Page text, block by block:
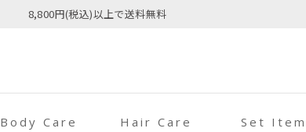
8,800円(税込)以上で送料無料
Body Care Hair Care Set Item